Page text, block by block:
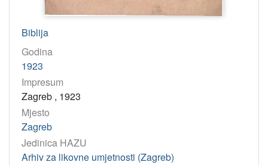
Biblija
Godina
1923
Impresum
Zagreb , 1923
Mjesto
Zagreb
Jedinica HAZU
Arhiv za likovne umjetnosti (Zagreb)